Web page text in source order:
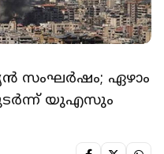
സംഘർഷം; ഏഴാം
യുഎസും